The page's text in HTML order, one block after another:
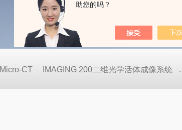
助您的吗？
CT IMAGING 200二维光学活体成像系统